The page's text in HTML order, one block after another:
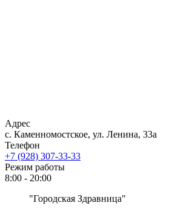
Адрес
с. Каменномостское, ул. Ленина, 33а
Телефон
+7 (928) 307-33-33
Режим работы
8:00 - 20:00
"Городская Здравница"